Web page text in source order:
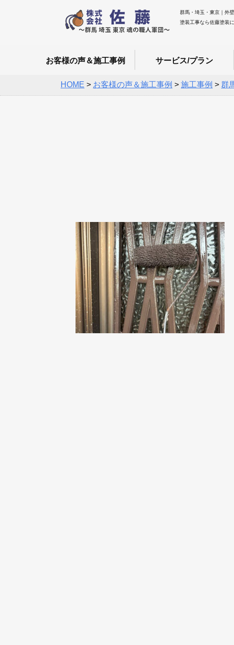
群馬・埼玉・東京｜外
塗装工事なら佐藤塗装
お客様の声＆施工事例 サービス/プラン
HOME > お客様の声＆施工事例 > 施工事例 > 群